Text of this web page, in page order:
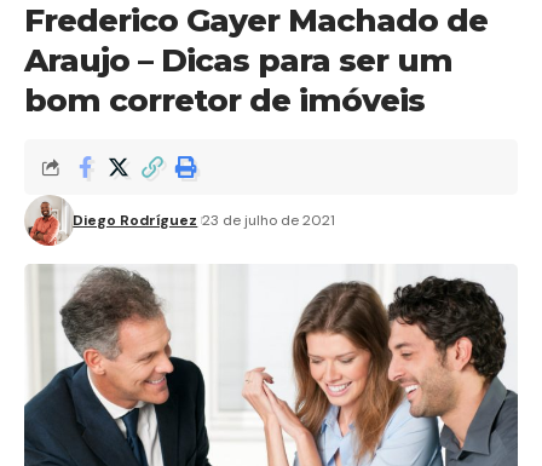
Frederico Gayer Machado de
Araujo – Dicas para ser um
bom corretor de imóveis
Diego Rodríguez 23 de julho de 2021